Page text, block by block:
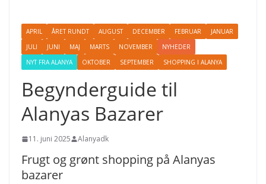
APRIL ÅRET RUNDT AUGUST DECEMBER FEBRUAR
JANUAR
JULI
JUNI MAJ MARTS NOVEMBER
NYHEDER
NYT FRA ALANYA
OKTOBER SEPTEMBER SHOPPING I ALANYA
Begynderguide til
Alanyas Bazarer
11. juni 2025 Alanyadk
Frugt og grønt shopping på Alanyas
bazarer